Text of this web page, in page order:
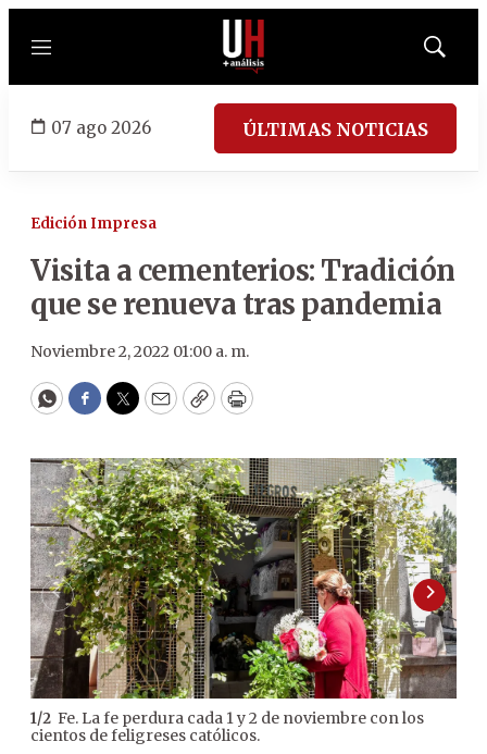
Menú
Mostrar
07 ago 2026 ÚLTIMAS NOTICIAS
Edición Impresa
Visita a cementerios: Tradición
que se renueva tras pandemia
Noviembre 2, 2022 01:00 a. m.
WhatsApp
Facebook
Twitter
EmailCopyPrint
1/2 Fe. La fe perdura cada 1 y 2 de noviembre con los
cientos de feligreses católicos.